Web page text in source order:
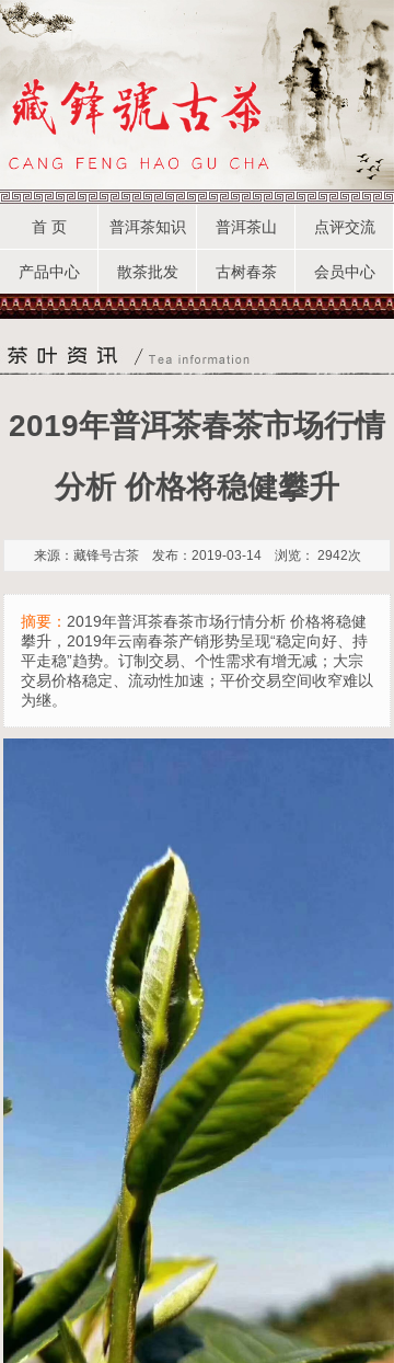
首 页 普洱茶知识 普洱茶山 点评交流
产品中心 散茶批发 古树春茶 会员中心
2019年普洱茶春茶市场行情
分析 价格将稳健攀升
来源：藏锋号古茶 发布：2019-03-14 浏览： 2942次
摘要： 2019年普洱茶春茶市场行情分析 价格将稳健
攀升，2019年云南春茶产销形势呈现“稳定向好、持
平走稳”趋势。订制交易、个性需求有增无减；大宗
交易价格稳定、流动性加速；平价交易空间收窄难以
为继。